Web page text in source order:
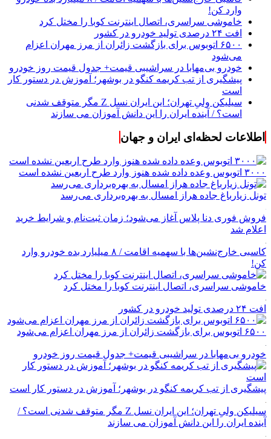
وارد کن!
خاموشی سراسری، اتصال اینترنت کوبا را مختل کرد
افت ۲۴ درصدی تولید خودرو در کشور
۶۵۰۰ اتوبوس برای بازگشت زائران از مرز مهران اعزام
می‌شود
خودرو بی‌مهابا در سراشیبی قیمت+ جدول قیمت روز خودرو
پیشگیری از تب کریمه کنگو در بوشهر؛ آموزش در دستور کار
است
سیلیکن ولیِ تهران؛ این ایران نسل Z مگر متوقف شدنی
است؟ / آینده ایران را این دانش آموزان می سازند
اطلاعات لحظه‌ای ایران و جهان
۳۰۰۰ اتوبوس وعده داده شده هنوز وارد طرح اربعین نشده است
تونل زیارباغ جاده هراز امسال به بهره‌برداری می‌رسد
فروش فوری دنا پلاس آغاز می‌شود؛ زمان ثبت‌نام و شرایط خرید
اعلام شد
کاسبی خارج‌نشین‌ها با سهمیه اقامت / ۸ میلیارد بده خودرو وارد
کن!
خاموشی سراسری، اتصال اینترنت کوبا را مختل کرد
افت ۲۴ درصدی تولید خودرو در کشور
۶۵۰۰ اتوبوس برای بازگشت زائران از مرز مهران اعزام می‌شود
خودرو بی‌مهابا در سراشیبی قیمت+ جدول قیمت روز خودرو
پیشگیری از تب کریمه کنگو در بوشهر؛ آموزش در دستور کار است
سیلیکن ولیِ تهران؛ این ایران نسل Z مگر متوقف شدنی است؟ /
آینده ایران را این دانش آموزان می سازند